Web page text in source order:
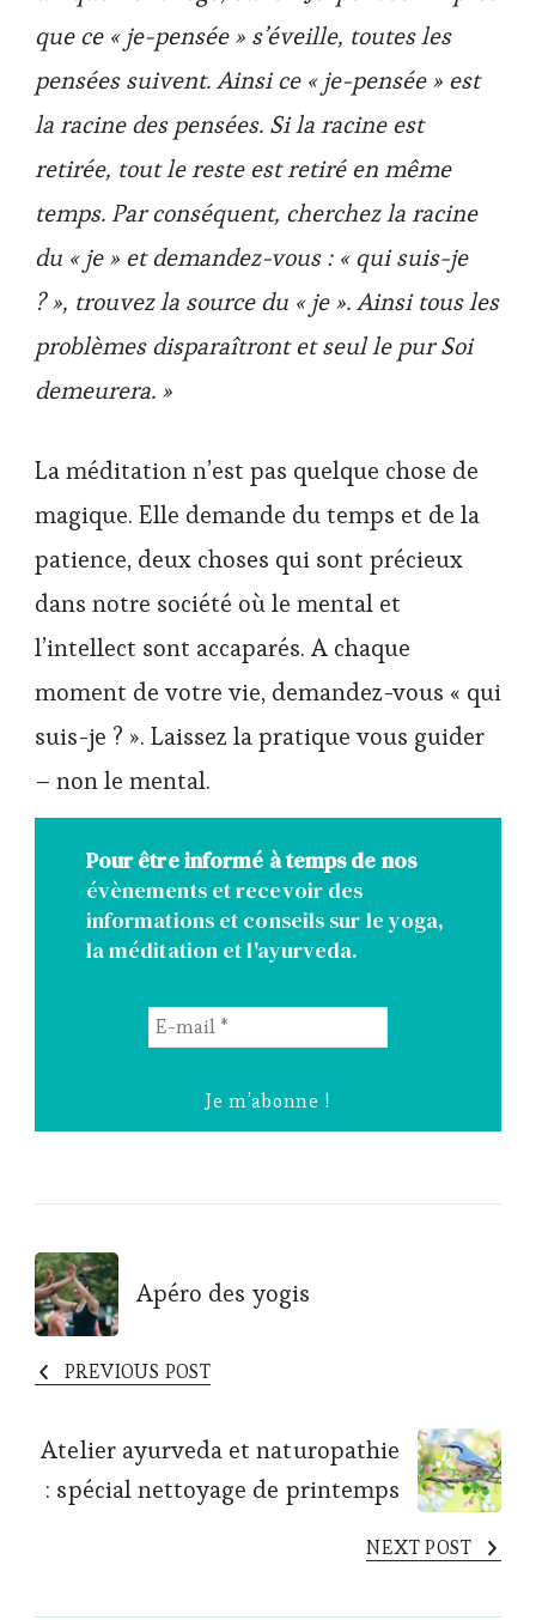
que ce « je-pensée » s’éveille, toutes les
pensées suivent. Ainsi ce « je-pensée » est
la racine des pensées. Si la racine est
retirée, tout le reste est retiré en même
temps. Par conséquent, cherchez la racine
du « je » et demandez-vous : « qui suis-je
? », trouvez la source du « je ». Ainsi tous les
problèmes disparaîtront et seul le pur Soi
demeurera. »
La méditation n’est pas quelque chose de
magique. Elle demande du temps et de la
patience, deux choses qui sont précieux
dans notre société où le mental et
l’intellect sont accaparés. A chaque
moment de votre vie, demandez-vous « qui
suis-je ? ». Laissez la pratique vous guider
– non le mental.
Pour être informé à temps de nos
évènements et recevoir des
informations et conseils sur le yoga,
la méditation et l'ayurveda.
*
Post
Navigation
Apéro des yogis
PREVIOUS POST
Atelier ayurveda et naturopathie
: spécial nettoyage de printemps
NEXT POST